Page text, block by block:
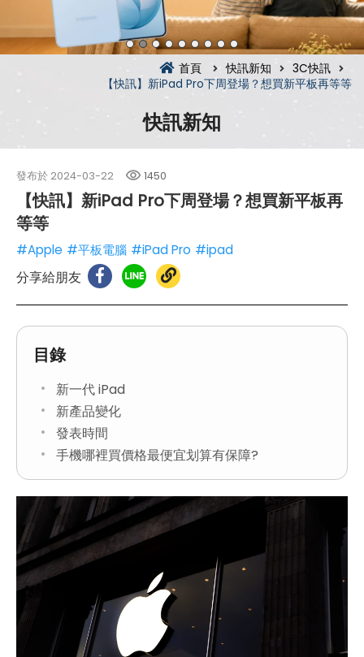
首頁 快訊新知
3C快訊
【快訊】新iPad Pro下周登場？想買新平板再等等
快訊新知
發布於 2024-03-22 1450
【快訊】新iPad Pro下周登場？想買新平板再
等等
#Apple #平板電腦 #iPad Pro #ipad
分享給朋友
目錄
新一代 iPad
新產品變化
發表時間
手機哪裡買價格最便宜划算有保障?